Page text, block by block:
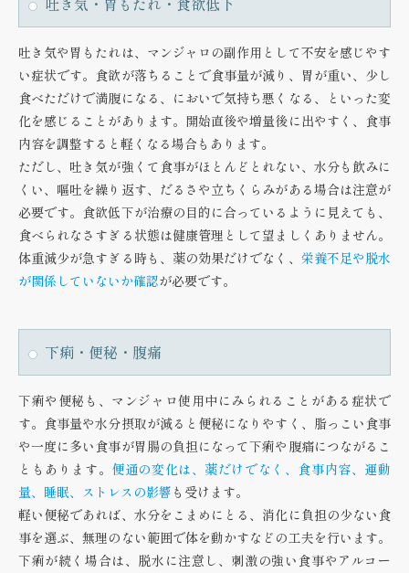
吐き気や胃もたれは、マンジャロの副作用として不安を感じやす
い症状です。食欲が落ちることで食事量が減り、胃が重い、少し
食べただけで満腹になる、においで気持ち悪くなる、といった変
化を感じることがあります。開始直後や増量後に出やすく、食事
内容を調整すると軽くなる場合もあります。
ただし、吐き気が強くて食事がほとんどとれない、水分も飲みに
くい、嘔吐を繰り返す、だるさや立ちくらみがある場合は注意が
必要です。食欲低下が治療の目的に合っているように見えても、
食べられなさすぎる状態は健康管理として望ましくありません。
体重減少が急すぎる時も、薬の効果だけでなく、 栄養不足や脱水
が関係していないか確認が必要です。
下痢・便秘・腹痛
下痢や便秘も、マンジャロ使用中にみられることがある症状で
す。食事量や水分摂取が減ると便秘になりやすく、脂っこい食事
や一度に多い食事が胃腸の負担になって下痢や腹痛につながるこ
ともあります。 便通の変化は、薬だけでなく、食事内容、運動
量、睡眠、ストレスの影響 も受けます。
軽い便秘であれば、水分をこまめにとる、消化に負担の少ない食
事を選ぶ、無理のない範囲で体を動かすなどの工夫を行います。
下痢が続く場合は、脱水に注意し、刺激の強い食事やアルコー